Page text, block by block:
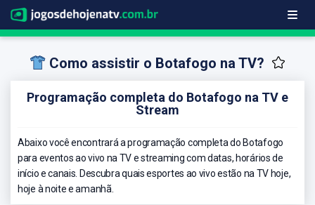
Como assistir o Botafogo na TV?
Programação completa do Botafogo na TV e
Stream
Abaixo você encontrará a programação completa do Botafogo
para eventos ao vivo na TV e streaming com datas, horários de
início e canais. Descubra quais esportes ao vivo estão na TV hoje,
hoje à noite e amanhã.